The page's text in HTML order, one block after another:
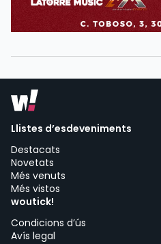
Llistes d’esdeveniments
Destacats
Novetats
Més venuts
Més vistos
woutick!
Condicions d’ús
Avís legal